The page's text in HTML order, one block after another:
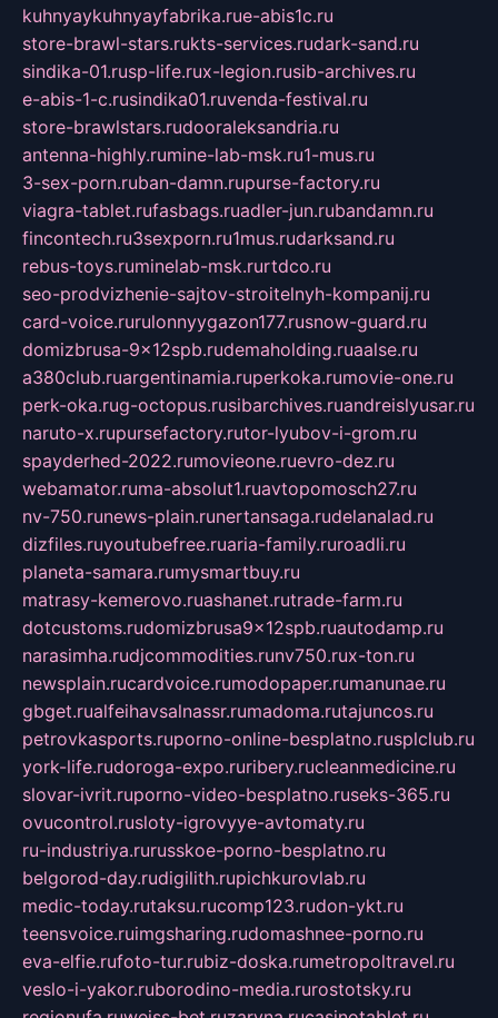
kuhnyaykuhnyayfabrika.rue-abis1c.ru
store-brawl-stars.rukts-services.rudark-sand.ru
sindika-01.rusp-life.rux-legion.rusib-archives.ru
e-abis-1-c.rusindika01.ruvenda-festival.ru
store-brawlstars.rudooraleksandria.ru
antenna-highly.rumine-lab-msk.ru1-mus.ru
3-sex-porn.ruban-damn.rupurse-factory.ru
viagra-tablet.rufasbags.ruadler-jun.rubandamn.ru
fincontech.ru3sexporn.ru1mus.rudarksand.ru
rebus-toys.ruminelab-msk.rurtdco.ru
seo-prodvizhenie-sajtov-stroitelnyh-kompanij.ru
card-voice.rurulonnyygazon177.rusnow-guard.ru
domizbrusa-9x12spb.rudemaholding.ruaalse.ru
a380club.ruargentinamia.ruperkoka.rumovie-one.ru
perk-oka.rug-octopus.rusibarchives.ruandreislyusar.ru
naruto-x.rupursefactory.rutor-lyubov-i-grom.ru
spayderhed-2022.rumovieone.ruevro-dez.ru
webamator.ruma-absolut1.ruavtopomosch27.ru
nv-750.runews-plain.runertansaga.rudelanalad.ru
dizfiles.ruyoutubefree.ruaria-family.ruroadli.ru
planeta-samara.rumysmartbuy.ru
matrasy-kemerovo.ruashanet.rutrade-farm.ru
dotcustoms.rudomizbrusa9x12spb.ruautodamp.ru
narasimha.rudjcommodities.runv750.rux-ton.ru
newsplain.rucardvoice.rumodopaper.rumanunae.ru
gbget.rualfeihavsalnassr.rumadoma.rutajuncos.ru
petrovkasports.ruporno-online-besplatno.rusplclub.ru
york-life.rudoroga-expo.ruribery.rucleanmedicine.ru
slovar-ivrit.ruporno-video-besplatno.ruseks-365.ru
ovucontrol.rusloty-igrovyye-avtomaty.ru
ru-industriya.rurusskoe-porno-besplatno.ru
belgorod-day.rudigilith.rupichkurovlab.ru
medic-today.rutaksu.rucomp123.rudon-ykt.ru
teensvoice.ruimgsharing.rudomashnee-porno.ru
eva-elfie.rufoto-tur.rubiz-doska.rumetropoltravel.ru
veslo-i-yakor.ruborodino-media.rurostotsky.ru